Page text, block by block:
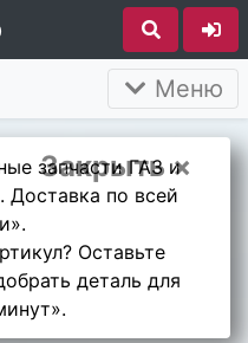
Меню
Закрыть ×
запчасти ГАЗ и
Доставка по всей
Оставьте
деталь для